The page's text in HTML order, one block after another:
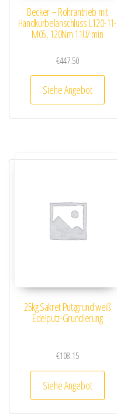
Becker – Rohrantrieb mit
Handkurbelanschluss L120-11-
M05, 120Nm 11U/ min
€447.50
Siehe Angebot
25kg Sakret Putzgrund weiß
Edelputz-Grundierung
€108.15
Siehe Angebot